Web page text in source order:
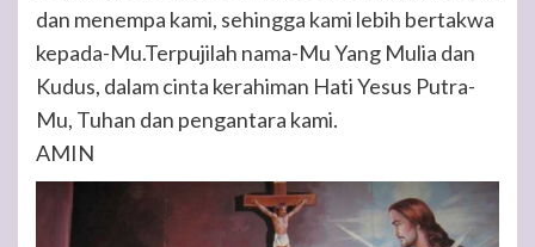
dan menempa kami, sehingga kami lebih bertakwa
kepada-Mu.Terpujilah nama-Mu Yang Mulia dan
Kudus, dalam cinta kerahiman Hati Yesus Putra-
Mu, Tuhan dan pengantara kami.
AMIN